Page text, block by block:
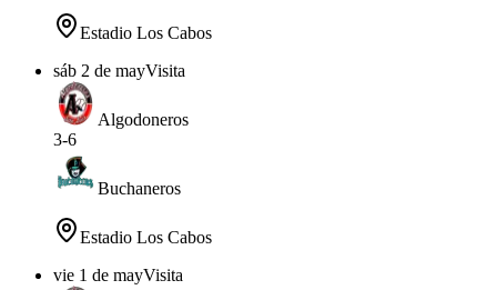
Estadio Los Cabos
sáb 2 de mayVisita
Algodoneros
3-6
Buchaneros
Estadio Los Cabos
vie 1 de mayVisita